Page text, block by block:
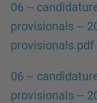
06 --
provisionals --
provisionals.pdf
06 --
provisionals --